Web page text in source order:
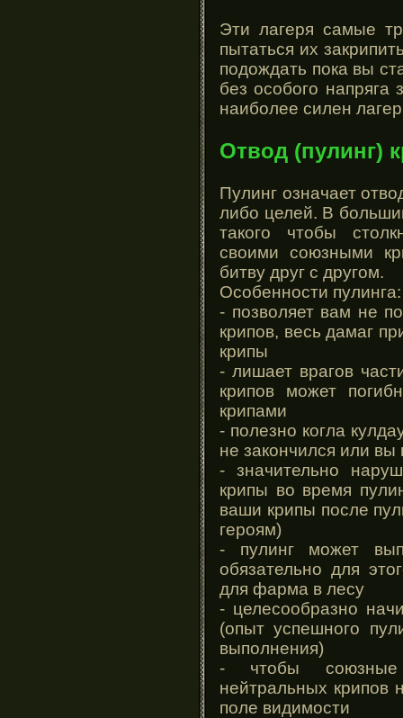
Эти лагеря самые
пытаться их
подождать пока вы
без особого
наиболее силен
Отвод (пулинг)
Пулинг означает
либо целей. В
такого чтобы
своими союзными
битву друг с другом.
Особенности пулинга:
- позволяет вам не
крипов, весь дамаг
крипы
- лишает врагов
крипов может
крипами
- полезно когла
не закончился или
- значительно
крипы во время
ваши крипы после
героям)
- пулинг может
обязательно для
для фарма в лесу
- целесообразно
(опыт успешного
выполнения)
- чтобы союзные
нейтральных крипов
поле видимости